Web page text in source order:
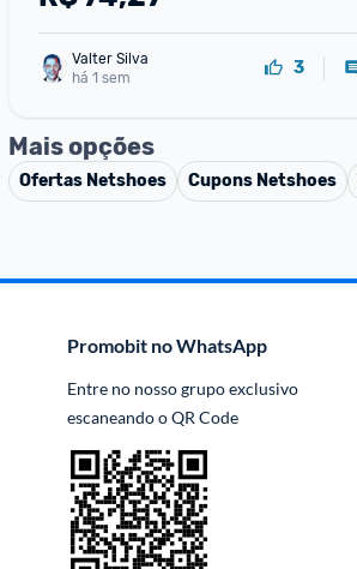
Valter Silva
há 1 sem
3
Mais opções
Ofertas Netshoes Cupons Netshoes
Promobit no WhatsApp
Entre no nosso grupo exclusivo
escaneando o QR Code